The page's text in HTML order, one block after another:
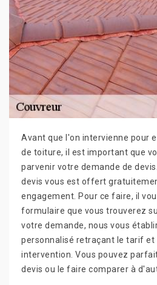
Avant que l'on intervienne pour
de toiture, il est important que
parvenir votre demande de
devis vous est offert
engagement. Pour ce faire, il
formulaire que vous trouverez
votre demande, nous vous
personnalisé retraçant le tarif et
intervention. Vous pouvez
devis ou le faire comparer à